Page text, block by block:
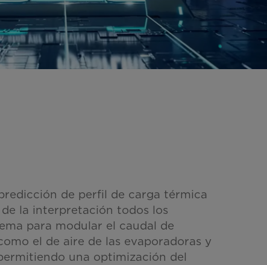
de perfil de carga térmica
de la interpretación todos los
para modular el caudal de
el de aire de las evaporadoras y
una optimización del